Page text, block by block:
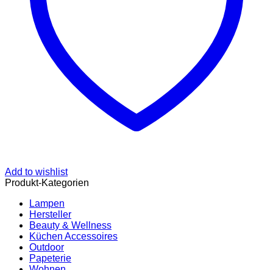
Add to wishlist
Produkt-Kategorien
Lampen
Hersteller
Beauty & Wellness
Küchen Accessoires
Outdoor
Papeterie